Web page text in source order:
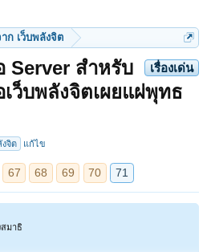
ก เว็บพลังจิต
เรื่องเด่น
Server สำหรับ
ว็บพลังจิตเผยแผ่พุทธ
งจิต แก้ไข
69 70 71
มาธิ